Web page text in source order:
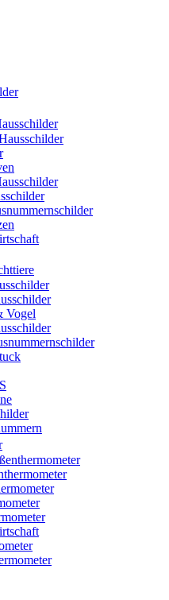
Vogel